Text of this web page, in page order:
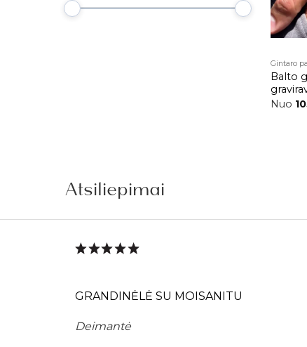
Gintaro
Balto
Nuo
Atsiliepimai
GRANDINĖLĖ SU MOISANITU
Deimantė